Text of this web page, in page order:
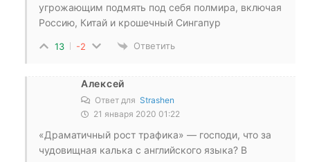
угрожающим подмять под себя полмира, включая
Россию, Китай и крошечный Сингапур
13 -2 Ответить
Алексей
Ответ для Strashen
21 января 2020 01:22
«Драматичный рост трафика» — господи, что за
чудовищная калька с английского языка? В